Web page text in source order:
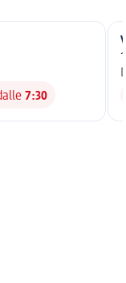
7:30